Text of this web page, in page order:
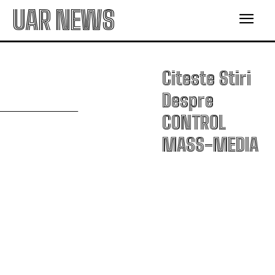
UAR NEWS
Citeste Stiri
Despre
CONTROL
MASS-MEDIA
C